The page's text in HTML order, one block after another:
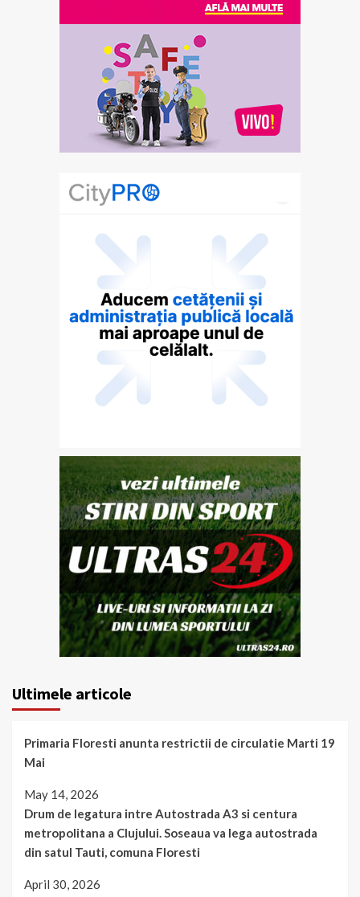
Ultimele articole
Primaria Floresti anunta restrictii de circulatie Marti 19
Mai
May 14, 2026
Drum de legatura intre Autostrada A3 si centura
metropolitana a Clujului. Soseaua va lega autostrada
din satul Tauti, comuna Floresti
April 30, 2026